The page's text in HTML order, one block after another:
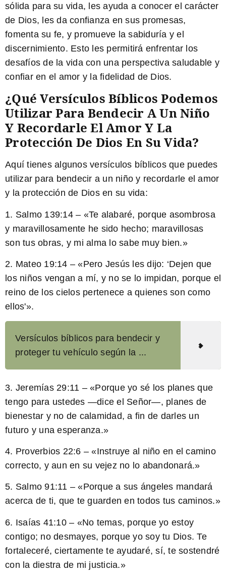
sólida para su vida, les ayuda a conocer el carácter
de Dios, les da confianza en sus promesas,
fomenta su fe, y promueve la sabiduría y el
discernimiento. Esto les permitirá enfrentar los
desafíos de la vida con una perspectiva saludable y
confiar en el amor y la fidelidad de Dios.
¿Qué Versículos Bíblicos Podemos
Utilizar Para Bendecir A Un Niño
Y Recordarle El Amor Y La
Protección De Dios En Su Vida?
Aquí tienes algunos versículos bíblicos que puedes
utilizar para bendecir a un niño y recordarle el amor
y la protección de Dios en su vida:
1. Salmo 139:14– «Te alabaré, porque asombrosa
y maravillosamente he sido hecho; maravillosas
son tus obras, y mi alma lo sabe muy bien.»
2. Mateo 19:14 – «Pero Jesús les dijo: ‘Dejen que
los niños vengan a mí, y no se lo impidan, porque el
reino de los cielos pertenece a quienes son como
ellos'».
Versículos bíblicos para bendecir y
proteger tu vehículo según la ...
3. Jeremías 29:11 – «Porque yo sé los planes que
tengo para ustedes —dice el Señor—, planes de
bienestar y no de calamidad, a fin de darles un
futuro y una esperanza.»
4. Proverbios 22:6 – «Instruye al niño en el camino
correcto, y aun en su vejez no lo abandonará.»
5. Salmo 91:11 – «Porque a sus ángeles mandará
acerca de ti, que te guarden en todos tus caminos.»
6. Isaías 41:10– «No temas, porque yo estoy
contigo; no desmayes, porque yo soy tu Dios. Te
fortaleceré, ciertamente te ayudaré, sí, te sostendré
con la diestra de mi justicia.»